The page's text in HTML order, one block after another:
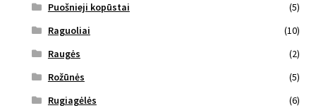
Puošnieji kopūstai
(5)
Raguoliai
(10)
Raugės
(2)
Rožūnės
(5)
Rugiagėlės
(6)